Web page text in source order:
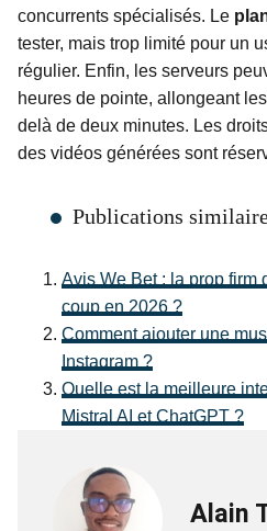
concurrents spécialisés. Le
tester, mais trop limité pour un
régulier. Enfin, les serveurs
heures de pointe, allongeant les
delà de deux minutes. Les
des vidéos générées sont
Publications
Avis We Bet : la prop firm
coup en 2026 ?
Comment ajouter une
Instagram ?
Quelle est la meilleure
Mistral AI et ChatGPT ?
Alain